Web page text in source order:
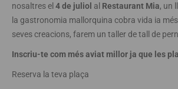
nosaltres el 4 de juliol al Restaurant Mia, un
la gastronomia mallorquina cobra vida ia
seves creacions, farem un taller de tall de
Inscriu-te com més aviat millor ja que les
Reserva la teva plaça